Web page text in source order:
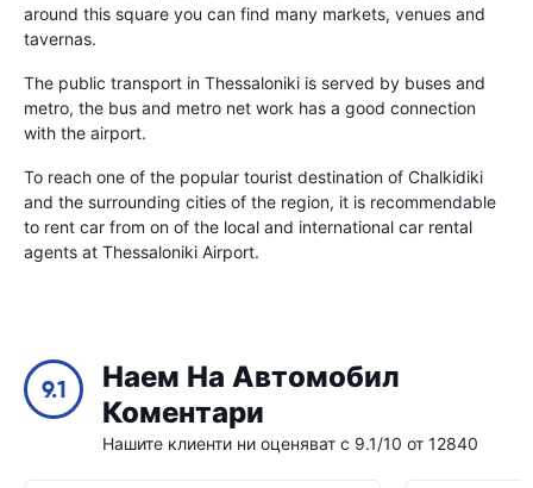
around this square you can find many markets, venues and
tavernas.
The public transport in Thessaloniki is served by buses and
metro, the bus and metro net work has a good connection
with the airport.
To reach one of the popular tourist destination of Chalkidiki
and the surrounding cities of the region, it is recommendable
to rent car from on of the local and international car rental
agents at Thessaloniki Airport.
9.1
Наем На Автомобил
Коментари
Нашите клиенти ни оценяват с 9.1/10 от 12840